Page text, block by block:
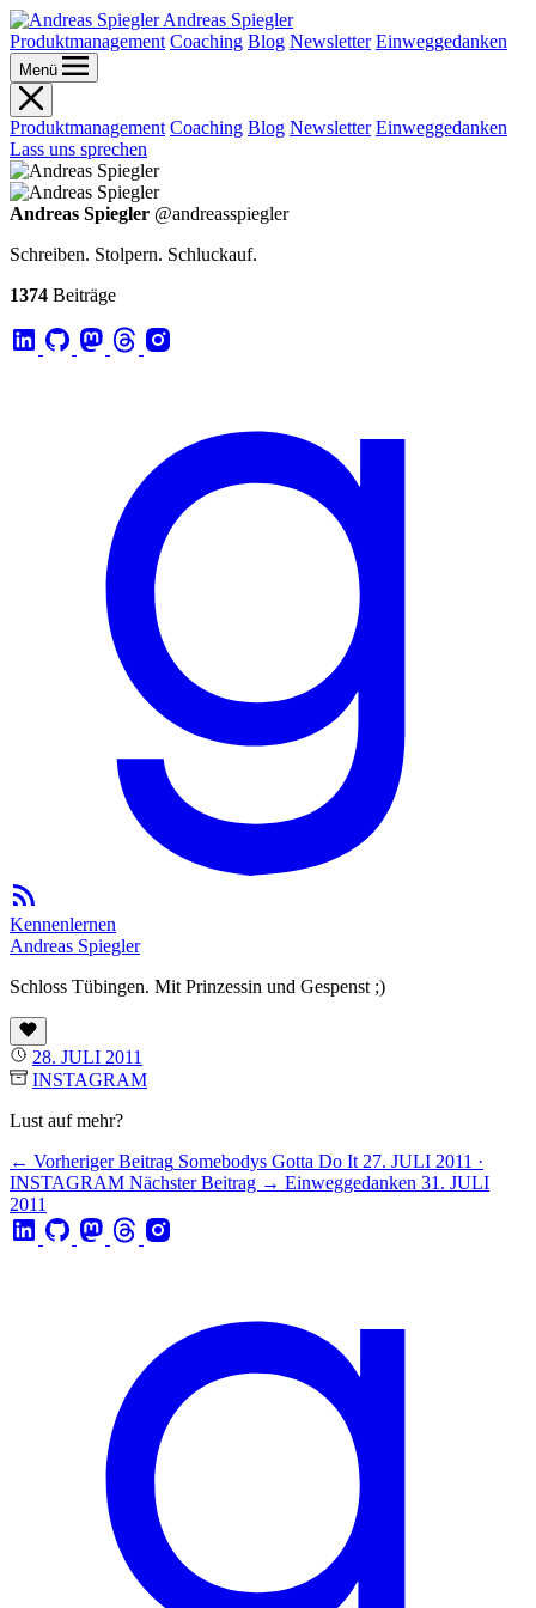
Andreas Spiegler
Produktmanagement Coaching Blog Newsletter Einweggedanken
Menü
Produktmanagement Coaching Blog Newsletter Einweggedanken
Lass uns sprechen
Andreas Spiegler @andreasspiegler
Schreiben. Stolpern. Schluckauf.
1374 Beiträge
Kennenlernen
Andreas Spiegler
Schloss Tübingen. Mit Prinzessin und Gespenst ;)
28. JULI 2011
INSTAGRAM
Lust auf mehr?
← Vorheriger Beitrag Somebodys Gotta Do It 27. JULI 2011 ·
INSTAGRAM Nächster Beitrag → Einweggedanken 31. JULI
2011